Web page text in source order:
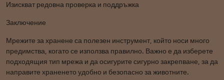
Изискват редовна проверка и поддръжка
Заключение
Мрежите за хранене са полезен инструмент, който носи много
предимства, когато се използва правилно. Важно е да изберете
подходящия тип мрежа и да осигурите сигурно закрепване, за да
направите храненето удобно и безопасно за животните.